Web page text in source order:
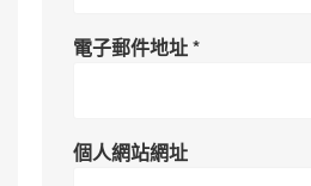
電子郵件地址*
個人網站網址